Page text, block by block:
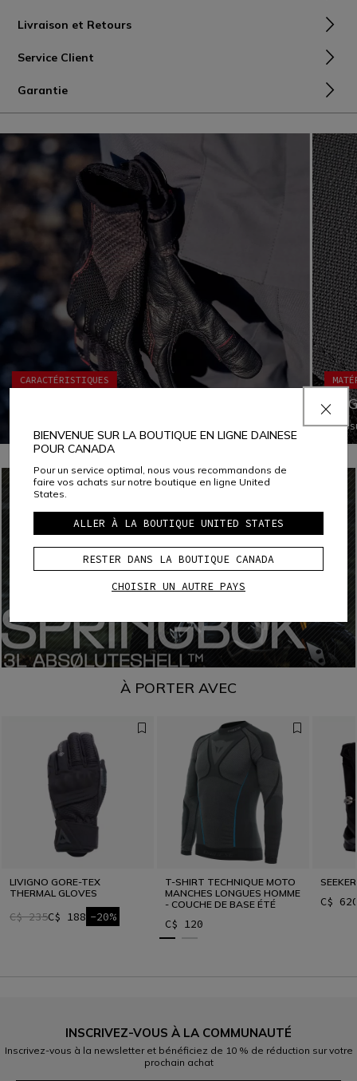
Livraison et Retours
Service Client
Garantie
CARACTÉRISTIQUES
système aimanté qui facilite la connexion des gants
Dainese compatibles avec la veste. De cette façon, les
gants sont toujours à portée de main et ne se perdent pas
lors du plein de carburant ou lors de courts arrêts.
Le
À PORTER AVEC
LIVIGNO GORE-TEX
THERMAL GLOVES
C$ 235C$ 188 -20%
T-SHIRT TECHNIQUE MOTO
MANCHES LONGUES HOMME
- COUCHE DE BASE ÉTÉ
C$ 120
C$
INSCRIVEZ-VOUS À LA COMMUNAUTÉ
Inscrivez-vous à la newsletter et bénéficiez de 10 % de réduction sur votre
prochain achat
BIENVENUE SUR LA BOUTIQUE EN LIGNE DAINESE
POUR CANADA
Pour un service optimal, nous vous recommandons de
faire vos achats sur notre boutique en ligne United
States.
ALLER À LA BOUTIQUE UNITED STATES
RESTER DANS LA BOUTIQUE CANADA
CHOISIR UN AUTRE PAYS